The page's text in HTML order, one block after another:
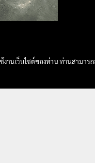
านเว็บไซต์ของท่าน ท่านสามาร